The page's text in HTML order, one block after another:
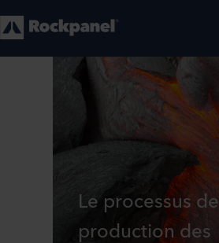
Le processus de
production des